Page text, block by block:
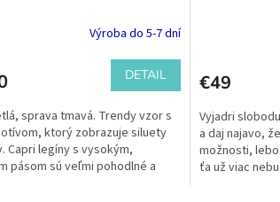
Výroba do 5-7 dní
DETAIL
sprava tmavá. Trendy vzor s
ktorý zobrazuje siluety
Capri legíny s vysokým,
pásom sú veľmi pohodlné a
€49
Vyjadri
a daj najavo,
možnosti,
ťa už viac